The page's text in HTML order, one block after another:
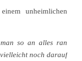
unheimlichen
so an alles ran
noch darauf